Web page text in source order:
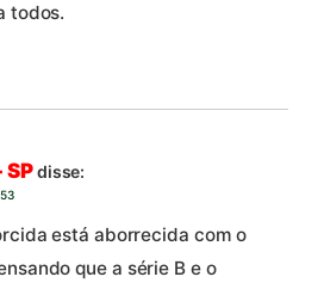
todos.
SPdisse:
está aborrecida com o
que a série B e o